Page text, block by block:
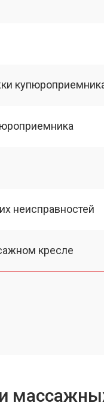
неисправностей
кресле